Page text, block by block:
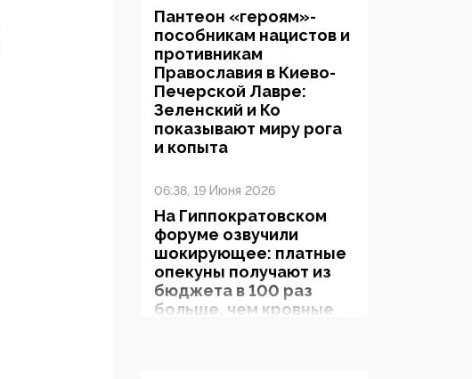
Пантеон «героям»-
пособникам нацистов и
противникам
Православия в Киево-
Печерской Лавре:
Зеленский и Ко
показывают миру рога
и копыта
06:38, 19 Июня 2026
На Гиппократовском
форуме озвучили
шокирующее: платные
опекуны получают из
бюджета в 100 раз
больше, чем кровные